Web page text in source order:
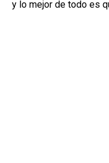
y lo mejor de todo es